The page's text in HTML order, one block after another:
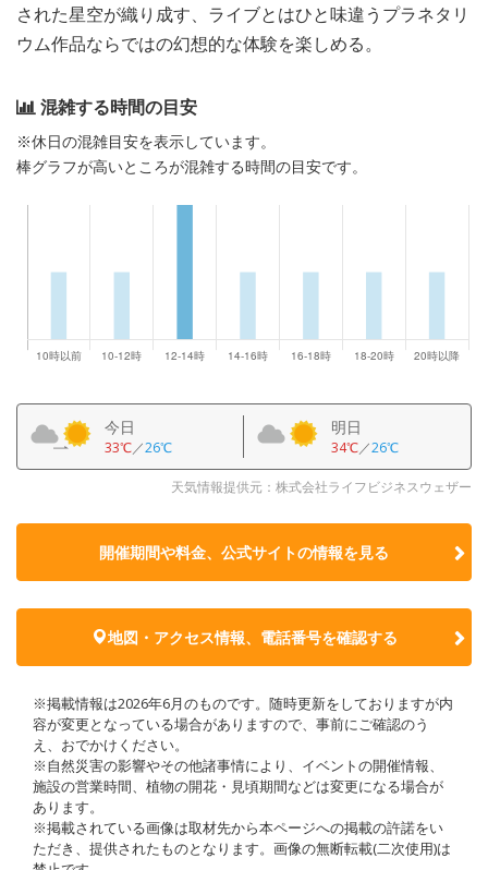
された星空が織り成す、ライブとはひと味違うプラネタリ
ウム作品ならではの幻想的な体験を楽しめる。
混雑する時間の目安
※休日の混雑目安を表示しています。
棒グラフが高いところが混雑する時間の目安です。
今日
33℃／26℃
明日
34℃／26℃
天気情報提供元：株式会社ライフビジネスウェザー
開催期間や料金、公式サイトの情報を見る
地図・アクセス情報、電話番号を確認する
※掲載情報は2026年6月のものです。随時更新をしておりますが内
容が変更となっている場合がありますので、事前にご確認のう
え、おでかけください。
※自然災害の影響やその他諸事情により、イベントの開催情報、
施設の営業時間、植物の開花・見頃期間などは変更になる場合が
あります。
※掲載されている画像は取材先から本ページへの掲載の許諾をい
ただき、提供されたものとなります。画像の無断転載(二次使用)は